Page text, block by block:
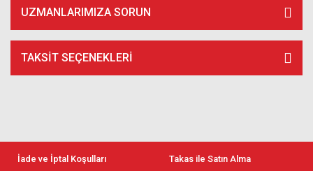
UZMANLARIMIZA SORUN
TAKSIT SEÇENEKLERI
İade ve İptal Koşulları Takas ile Satın Alma